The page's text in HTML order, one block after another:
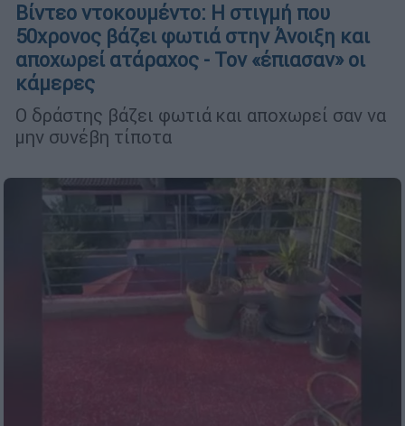
Βίντεο ντοκουμέντο: Η στιγμή που
50χρονος βάζει φωτιά στην Άνοιξη και
αποχωρεί ατάραχος - Τον «έπιασαν» οι
κάμερες
Ο δράστης βάζει φωτιά και αποχωρεί σαν να
μην συνέβη τίποτα